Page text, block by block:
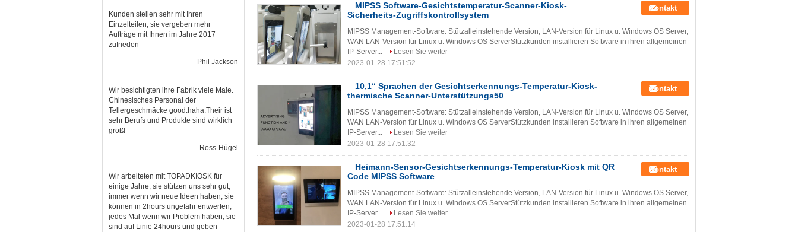
Kunden stellen sehr mit Ihren
Einzelteilen, sie vergeben mehr
Aufträge mit Ihnen im Jahre 2017
zufrieden
—— Phil Jackson
Wir besichtigten ihre Fabrik viele Male.
Chinesisches Personal der
Tellergeschmäcke good.haha.Their ist
sehr Berufs und Produkte sind wirklich
groß!
—— Ross-Hügel
Wir arbeiteten mit TOPADKIOSK für
einige Jahre, sie stützen uns sehr gut,
immer wenn wir neue Ideen haben, sie
können in 2hours ungefähr entwerfen,
jedes Mal wenn wir Problem haben, sie
sind auf Linie 24hours und geben
MIPSS Software-Gesichtstemperatur-Scanner-Kiosk-
Sicherheits-Zugriffskontrollsystem
Kontakt
MIPSS Management-Software: Stützalleinstehende Version, LAN-Version für Linux u. Windows OS Server,
WAN LAN-Version für Linux u. Windows OS ServerStützkunden installieren Software in ihren allgemeinen
IP-Server...
Lesen Sie weiter
2023-01-28 17:51:52
10,1“ Sprachen der Gesichtserkennungs-Temperatur-Kiosk-
thermische Scanner-Unterstützungs50
Kontakt
MIPSS Management-Software: Stützalleinstehende Version, LAN-Version für Linux u. Windows OS Server,
WAN LAN-Version für Linux u. Windows OS ServerStützkunden installieren Software in ihren allgemeinen
IP-Server...
Lesen Sie weiter
2023-01-28 17:51:32
Heimann-Sensor-Gesichtserkennungs-Temperatur-Kiosk mit QR
Code MIPSS Software
Kontakt
MIPSS Management-Software: Stützalleinstehende Version, LAN-Version für Linux u. Windows OS Server,
WAN LAN-Version für Linux u. Windows OS ServerStützkunden installieren Software in ihren allgemeinen
IP-Server...
Lesen Sie weiter
2023-01-28 17:51:14